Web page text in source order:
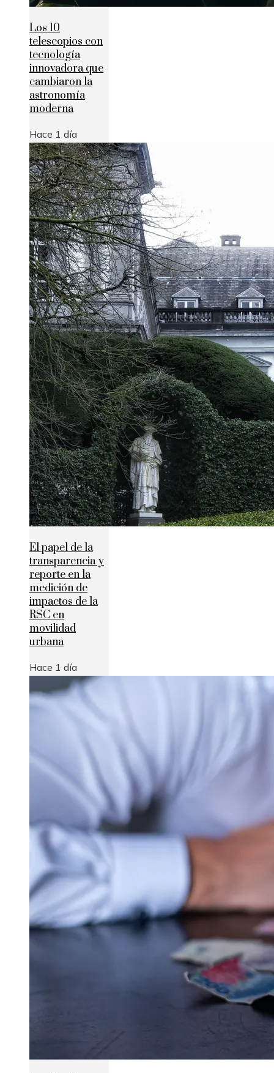
Los 10
telescopios con
tecnología
innovadora que
cambiaron la
astronomía
moderna
Hace 1 día
El papel de la
transparencia y
reporte en la
medición de
impactos de la
RSC en
movilidad
urbana
Hace 1 día